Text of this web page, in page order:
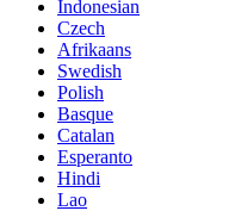
Indonesian
Czech
Afrikaans
Swedish
Polish
Basque
Catalan
Esperanto
Hindi
Lao